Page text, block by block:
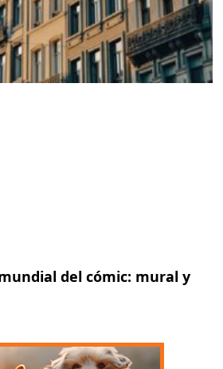
del cómic: mural y